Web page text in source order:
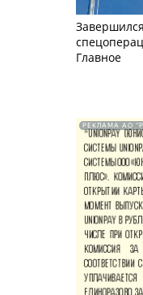
Главное
РЕКЛАМА АО